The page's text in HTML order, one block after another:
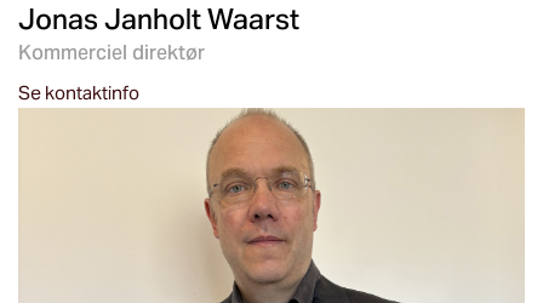
Jonas Janholt Waarst
Kommerciel direktør
Se kontaktinfo